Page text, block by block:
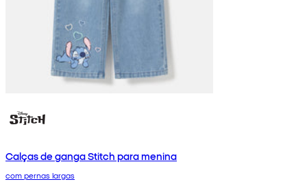
Calças de ganga Stitch para menina
com pernas largas